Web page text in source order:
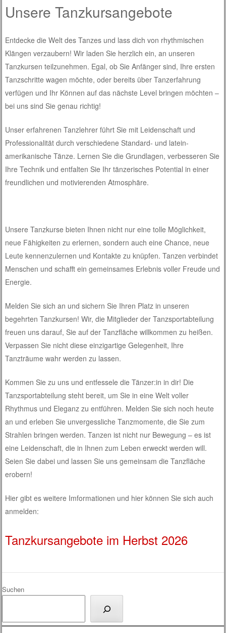
Unsere Tanzkursangebote
Entdecke die Welt des Tanzes und lass dich von rhythmischen
Klängen verzaubern! Wir laden Sie herzlich ein, an unseren
Tanzkursen teilzunehmen. Egal, ob Sie Anfänger sind, Ihre ersten
Tanzschritte wagen möchte, oder bereits über Tanzerfahrung
verfügen und Ihr Können auf das nächste Level bringen möchten –
bei uns sind Sie genau richtig!
Unser erfahrenen Tanzlehrer führt Sie mit Leidenschaft und
Professionalität durch verschiedene Standard- und latein-
amerikanische Tänze. Lernen Sie die Grundlagen, verbesseren Sie
Ihre Technik und entfalten Sie Ihr tänzerisches Potential in einer
freundlichen und motivierenden Atmosphäre.
Unsere Tanzkurse bieten Ihnen nicht nur eine tolle Möglichkeit,
neue Fähigkeiten zu erlernen, sondern auch eine Chance, neue
Leute kennenzulernen und Kontakte zu knüpfen. Tanzen verbindet
Menschen und schafft ein gemeinsames Erlebnis voller Freude und
Energie.
Melden Sie sich an und sichern Sie Ihren Platz in unseren
begehrten Tanzkursen! Wir, die Mitglieder der Tanzsportabteilung
freuen uns darauf, Sie auf der Tanzfläche willkommen zu heißen.
Verpassen Sie nicht diese einzigartige Gelegenheit, Ihre
Tanzträume wahr werden zu lassen.
Kommen Sie zu uns und entfessele die Tänzer:in in dir! Die
Tanzsportabteilung steht bereit, um Sie in eine Welt voller
Rhythmus und Eleganz zu entführen. Melden Sie sich noch heute
an und erleben Sie unvergessliche Tanzmomente, die Sie zum
Strahlen bringen werden. Tanzen ist nicht nur Bewegung – es ist
eine Leidenschaft, die in Ihnen zum Leben erweckt werden will.
Seien Sie dabei und lassen Sie uns gemeinsam die Tanzfläche
erobern!
Hier gibt es weitere Imformationen und hier können Sie sich auch
anmelden:
Tanzkursangebote im Herbst 2026
Suchen